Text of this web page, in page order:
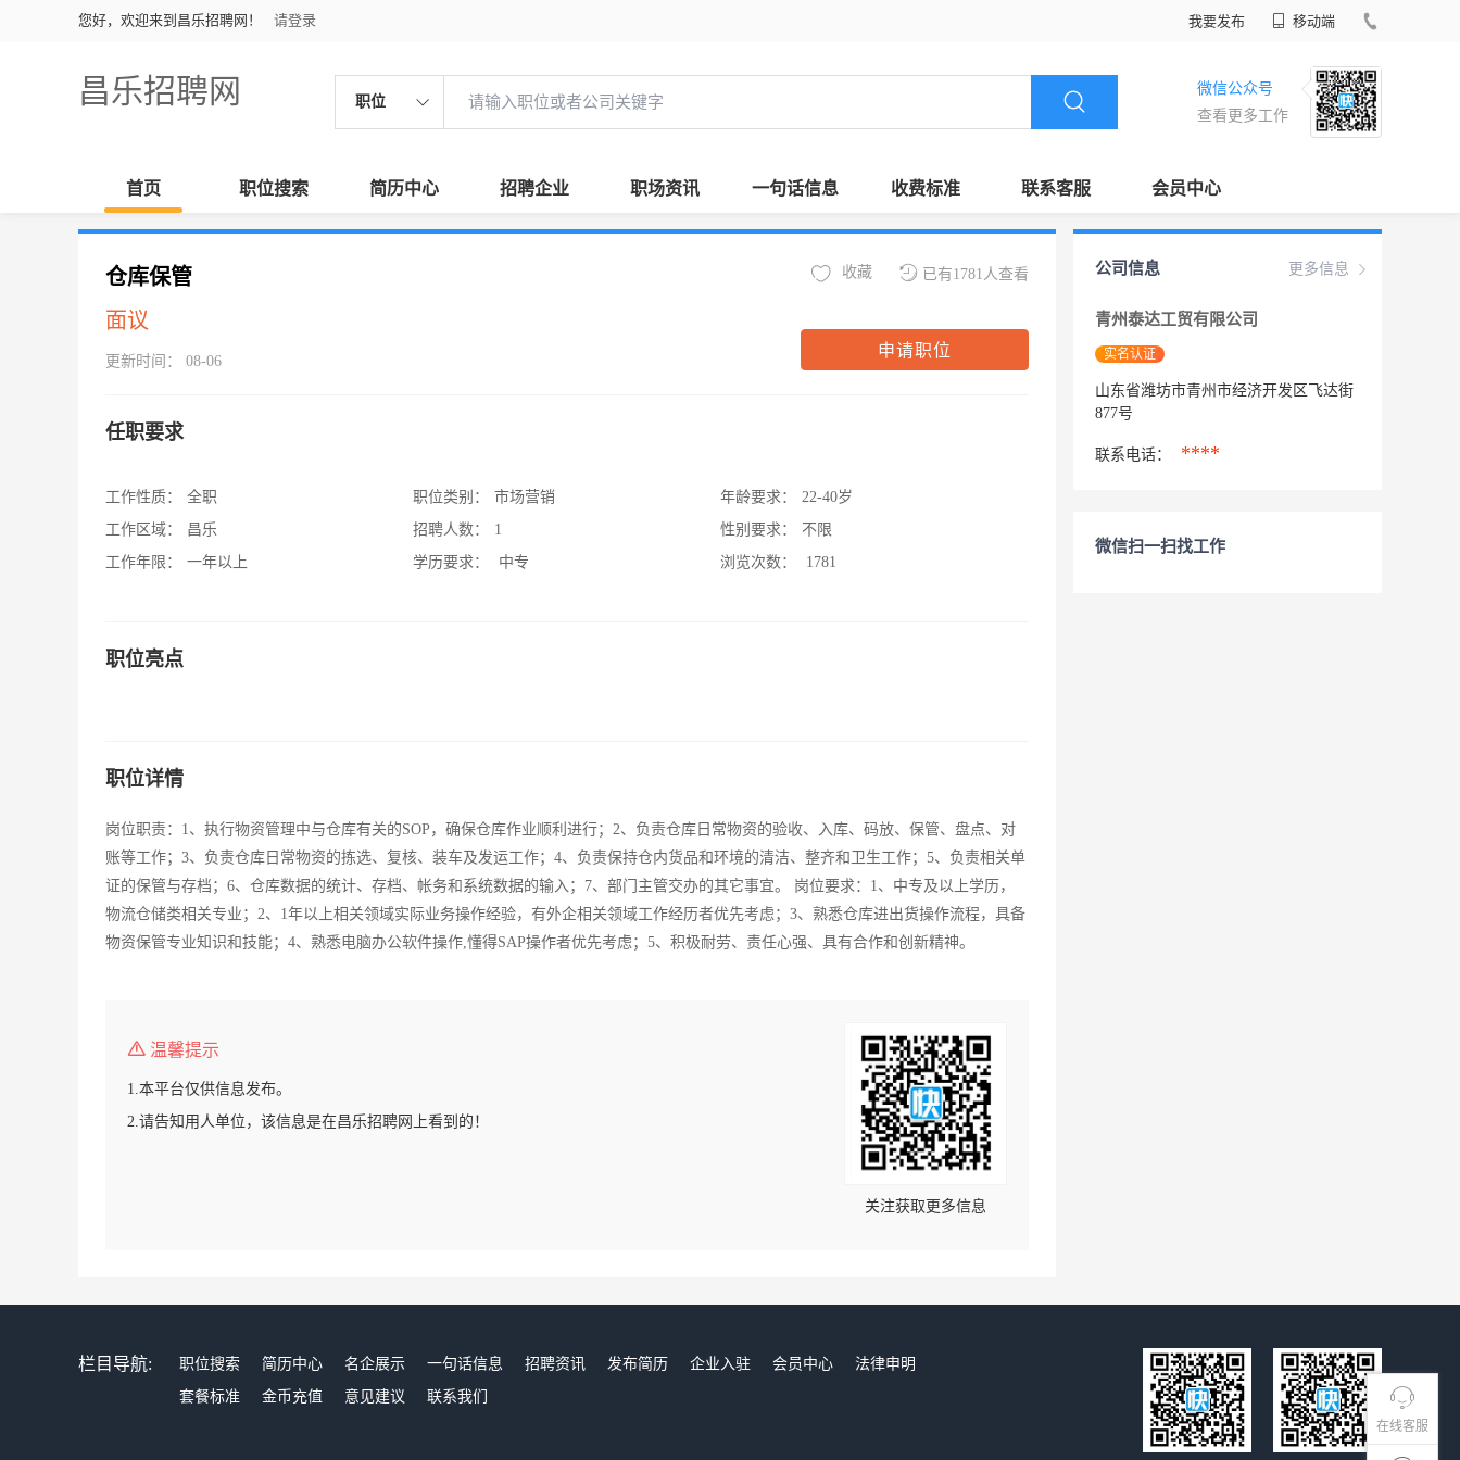
您好，欢迎来到昌乐招聘网！ 请登录 我要发布 移动端
昌乐招聘网 职位
微信公众号
查看更多工作
首页 职位搜索 简历中心 招聘企业 职场资讯 一句话信息 收费标准 联系客服 会员中心
在线客服
仓库保管
面议
更新时间： 08-06
已有1781人查看
收藏
申请职位
任职要求
工作性质：
全职
工作区域：
昌乐
工作年限：
一年以上
职位类别：
市场营销
招聘人数：
1
学历要求：
中专
年龄要求：
22-40岁
性别要求：
不限
浏览次数：
1781
职位亮点
职位详情
岗位职责：1、执行物资管理中与仓库有关的SOP，确保仓库作业顺利进行；2、负责仓库日常物资的验收、入库、码放、保管、盘点、对
账等工作；3、负责仓库日常物资的拣选、复核、装车及发运工作；4、负责保持仓内货品和环境的清洁、整齐和卫生工作；5、负责相关单
证的保管与存档；6、仓库数据的统计、存档、帐务和系统数据的输入；7、部门主管交办的其它事宜。 岗位要求：1、中专及以上学历，
物流仓储类相关专业；2、1年以上相关领域实际业务操作经验，有外企相关领域工作经历者优先考虑；3、熟悉仓库进出货操作流程，具备
物资保管专业知识和技能；4、熟悉电脑办公软件操作,懂得SAP操作者优先考虑；5、积极耐劳、责任心强、具有合作和创新精神。
温馨提示
1.本平台仅供信息发布。
2.请告知用人单位，该信息是在昌乐招聘网上看到的！
关注获取更多信息
更多信息
公司信息
青州泰达工贸有限公司
实名认证
山东省潍坊市青州市经济开发区飞达街
877号
联系电话： ****
微信扫一扫找工作
栏目导航: 职位搜索 简历中心 名企展示 一句话信息 招聘资讯 发布简历 企业入驻 会员中心
法律申明
套餐标准
金币充值 意见建议 联系我们